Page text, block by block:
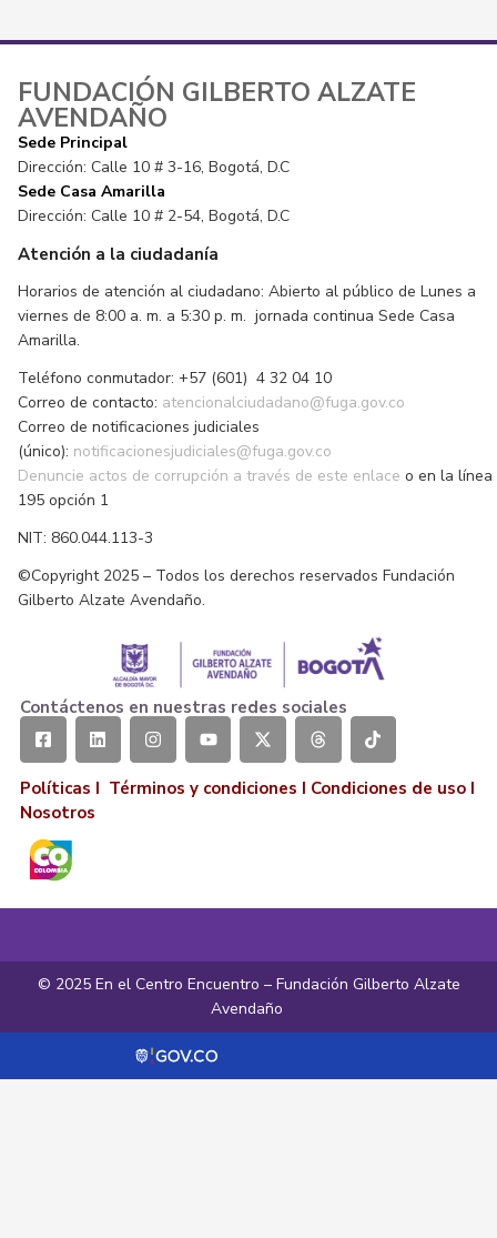
FUNDACIÓN GILBERTO ALZATE
AVENDAÑO
Sede Principal
Dirección: Calle 10 # 3-16, Bogotá, D.C
Sede Casa Amarilla
Dirección: Calle 10 # 2-54, Bogotá, D.C
Atención a la ciudadanía
Horarios de atención al ciudadano: Abierto al público de Lunes a
viernes de 8:00 a. m. a 5:30 p. m. jornada continua Sede Casa
Amarilla.
Teléfono conmutador: +57 (601) 4 32 04 10
Correo de contacto: atencionalciudadano@fuga.gov.co
Correo de notificaciones judiciales
(único): notificacionesjudiciales@fuga.gov.co
Denuncie actos de corrupción a través de este enlace o en la línea
195 opción 1
NIT: 860.044.113-3
©Copyright 2025 – Todos los derechos reservados Fundación
Gilberto Alzate Avendaño.
Contáctenos en nuestras redes sociales
Políticas I Términos y condiciones I Condiciones de uso I
Nosotros
© 2025 En el Centro Encuentro – Fundación Gilberto Alzate
Avendaño